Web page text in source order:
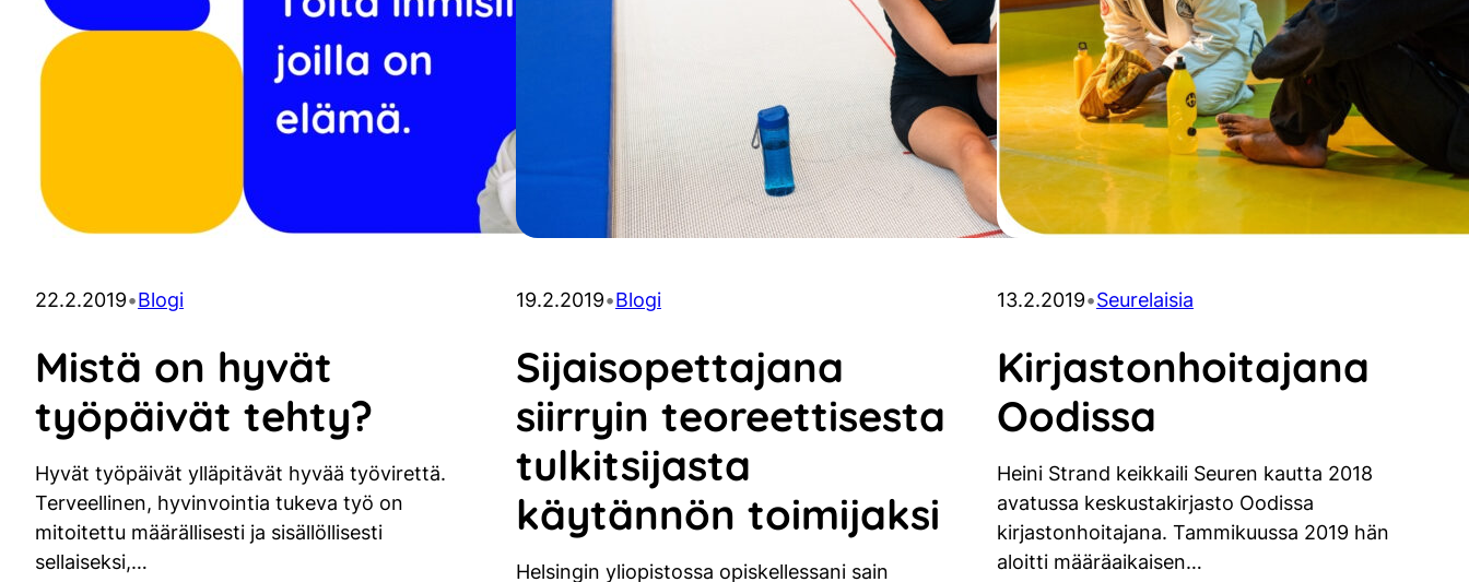
22.2.2019•Blogi
Mistä on hyvät
työpäivät tehty?
Hyvät työpäivät ylläpitävät hyvää työvirettä.
Terveellinen, hyvinvointia tukeva työ on
mitoitettu määrällisesti ja sisällöllisesti
sellaiseksi,…
19.2.2019•Blogi
Sijaisopettajana
siirryin teoreettisesta
tulkitsijasta
käytännön toimijaksi
Helsingin yliopistossa opiskellessani sain
13.2.2019•Seurelaisia
Kirjastonhoitajana
Oodissa
Heini Strand keikkaili Seuren kautta 2018
avatussa keskustakirjasto Oodissa
kirjastonhoitajana. Tammikuussa 2019 hän
aloitti määräaikaisen…